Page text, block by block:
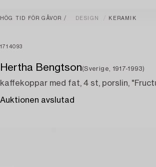
HÖG TID FÖR GÅVOR DESIGN KERAMIK
1714093
Hertha Bengtson(Sverige, 1917-1993)
kaffekoppar med fat, 4 st, porslin,
Auktionen avslutad